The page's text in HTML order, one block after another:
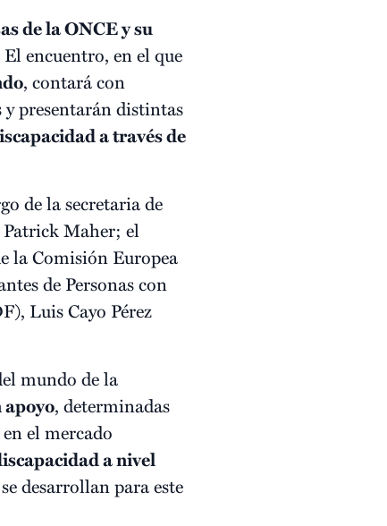
de la ONCE y su
El encuentro, en el que
, contará con
y presentarán distintas
a través de
de la secretaria de
Patrick Maher; el
la Comisión Europea
de Personas con
Luis Cayo Pérez
mundo de la
, determinadas
en el mercado
a nivel
desarrollan para este